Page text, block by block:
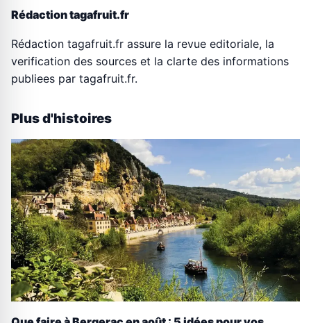
Rédaction tagafruit.fr
Rédaction tagafruit.fr assure la revue editoriale, la
verification des sources et la clarte des informations
publiees par tagafruit.fr.
Plus d'histoires